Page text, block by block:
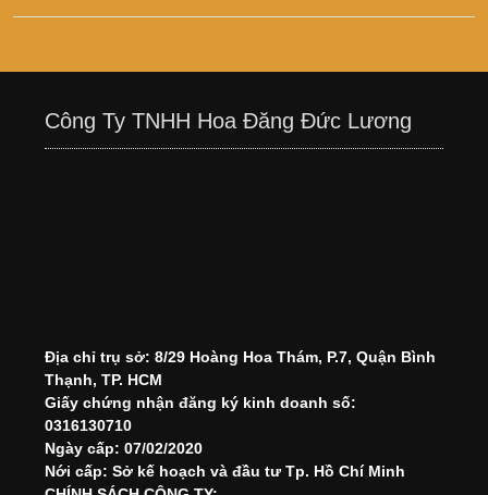
Công Ty TNHH Hoa Đăng Đức Lương
Địa chỉ trụ sở: 8/29 Hoàng Hoa Thám, P.7, Quận Bình
Thạnh, TP. HCM
Giấy chứng nhận đăng ký kinh doanh số:
0316130710
Ngày cấp: 07/02/2020
Nới cấp: Sở kế hoạch và đầu tư Tp. Hồ Chí Minh